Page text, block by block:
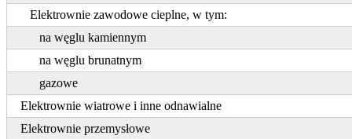
Elektrownie zawodowe cieplne, w tym:
na węglu kamiennym
na węglu brunatnym
gazowe
Elektrownie wiatrowe i inne odnawialne
Elektrownie przemysłowe